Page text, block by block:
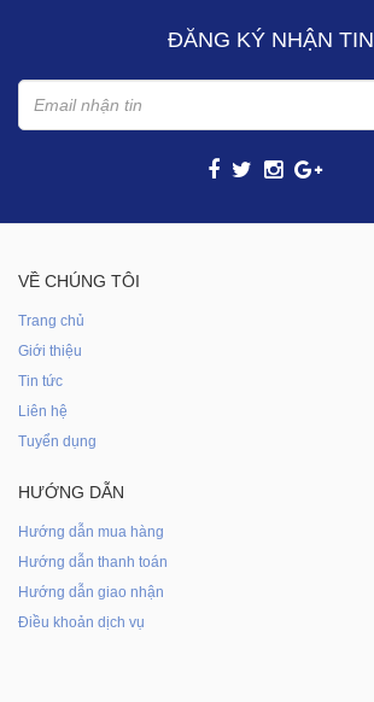
ĐĂNG KÝ NHẬN TIN
VỀ CHÚNG TÔI
Trang chủ
Giới thiệu
Tin tức
Liên hệ
Tuyển dụng
HƯỚNG DẪN
Hướng dẫn mua hàng
Hướng dẫn thanh toán
Hướng dẫn giao nhận
Điều khoản dịch vụ